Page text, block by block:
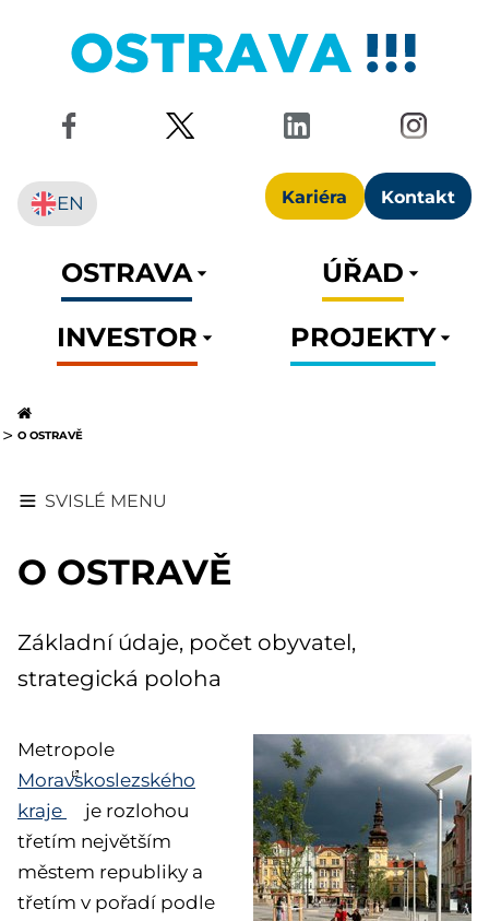
Kariéra Kontakt
EN
OSTRAVA
ÚŘAD
INVESTOR
PROJEKTY
O OSTRAVĚ
SVISLÉ MENU
O OSTRAVĚ
Základní údaje, počet obyvatel,
strategická poloha
Metropole
Moravskoslezského
kraje
je rozlohou
třetím největším
městem republiky a
třetím v pořadí podle